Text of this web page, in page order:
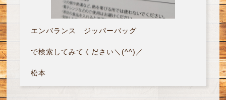
エンバランス ジッパーバッグ
で検索してみてください＼(^^)／
松本